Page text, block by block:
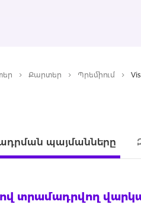
Քարտեր Պրեմիում
պայմանները
տրամադրվող